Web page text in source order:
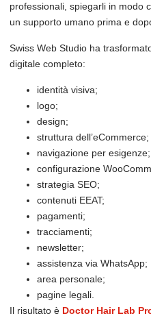
professionali, spiegarli in modo
un supporto umano prima e
Swiss Web Studio ha
digitale completo:
identità visiva;
logo;
design;
struttura dell’eCommerce;
navigazione per esigenze;
configurazione
strategia SEO;
contenuti EEAT;
pagamenti;
tracciamenti;
newsletter;
assistenza via WhatsApp;
area personale;
pagine legali.
Il risultato è Doctor Hair Lab